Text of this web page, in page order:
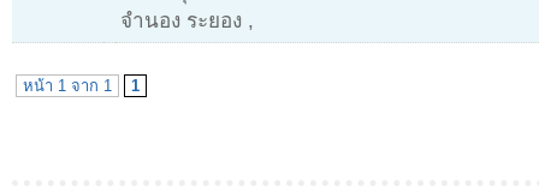
จำนอง ระยอง ,
หน้า 1 จาก 1 1